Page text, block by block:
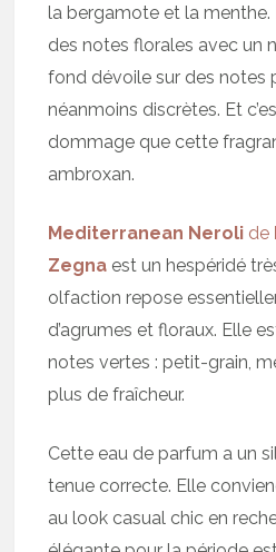
la bergamote et la
des notes florales avec un
fond dévoile sur des notes
néanmoins discrètes. Et
dommage que cette
ambroxan.
Mediterranean Neroli de
Zegna est un hespéridé
olfaction repose
d’agrumes et floraux. Elle
notes vertes : petit-grain,
plus de fraîcheur.
Cette eau de parfum a un
tenue correcte. Elle
au look casual chic en